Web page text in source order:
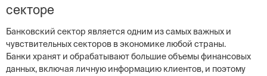
секторе
Банковский сектор является одним из самых важных и
чувствительных секторов в экономике любой страны.
Банки хранят и обрабатывают большие объемы финансовых
данных, включая личную информацию клиентов, и поэтому